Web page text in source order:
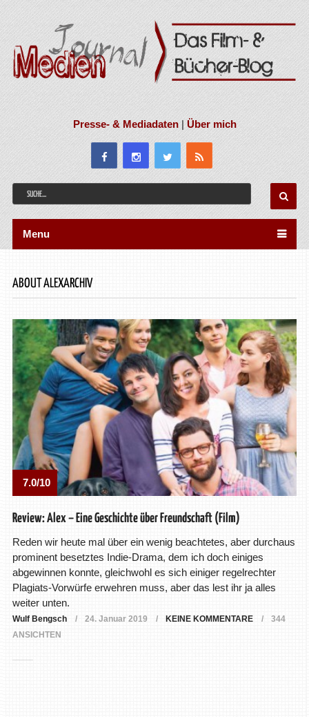
Presse- & Mediadaten|Über mich
Menu
ABOUT ALEXARCHIV
7.0/10
Review: Alex – Eine Geschichte über Freundschaft (Film)
Reden wir heute mal über ein wenig beachtetes, aber durchaus
prominent besetztes Indie-Drama, dem ich doch einiges
abgewinnen konnte, gleichwohl es sich einiger regelrechter
Plagiats-Vorwürfe erwehren muss, aber das lest ihr ja alles
weiter unten.
Wulf Bengsch 24. Januar 2019 KEINE KOMMENTARE
344
ANSICHTEN